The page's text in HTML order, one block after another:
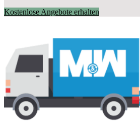
Kostenlose Angebote erhalten